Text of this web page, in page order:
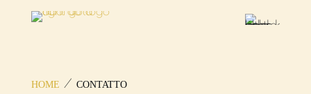
HOME / CONTATTO